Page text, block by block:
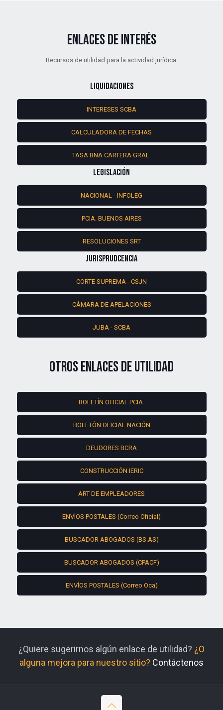
ENLACES DE INTERÉS
Recursos de utilidad para la actividad jurídica.
LIQUIDACIONES
INTERESES SCBA
CALCULADORA DE FECHAS
TASA BNA CARTERA GRAL.
LEGISLACIÓN
NACIONAL - INFOLEG
PCIA. BUENOS AIRES
RESOLUCIONES SRT
JURISPRUDCENCIA
CORTE SUPREMA - CSJN
CÁMARA DE APELACIONES
JUBA - SCBA
OTROS ENLACES DE UTILIDAD
BOLETÍN OFICIAL PCIA.
BOLETÓN OFICIAL NACIÓN
DEUDORES BCRA
CONSTRUCCIÓN IERIC
ART DE EMPLEADORES
ENVÍOS POSTALES (Correo Oficial)
BUSCADOR ABOGADOS (BS.AS)
BUSCADOR ABOGADOS (CPACF)
ENVÍOS POSTALES (Correo Oca)
¿Quiere sugerirnos algún enlace de utilidad? ¿O
alguna mejora para nuestro sitio? Contáctenos